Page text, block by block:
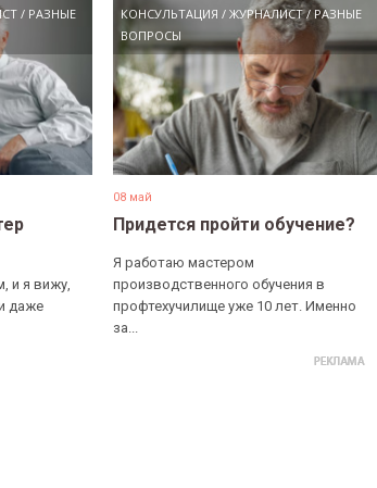
/ РАЗНЫЕ
и я вижу,
даже
КОНСУЛЬТАЦИЯ /ЖУРНАЛИСТ/ РАЗНЫЕ
ВОПРОСЫ
08 май
Придется пройти обучение?
Я работаю мастером
производственного обучения в
профтехучилище уже 10 лет. Именно
за...